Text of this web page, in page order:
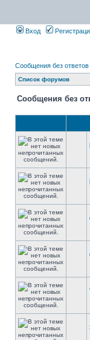
Вход
Сообщения без ответов
Список форумов
Сообщения без